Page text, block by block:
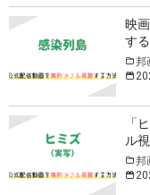
映
す
邦
「
ル
邦